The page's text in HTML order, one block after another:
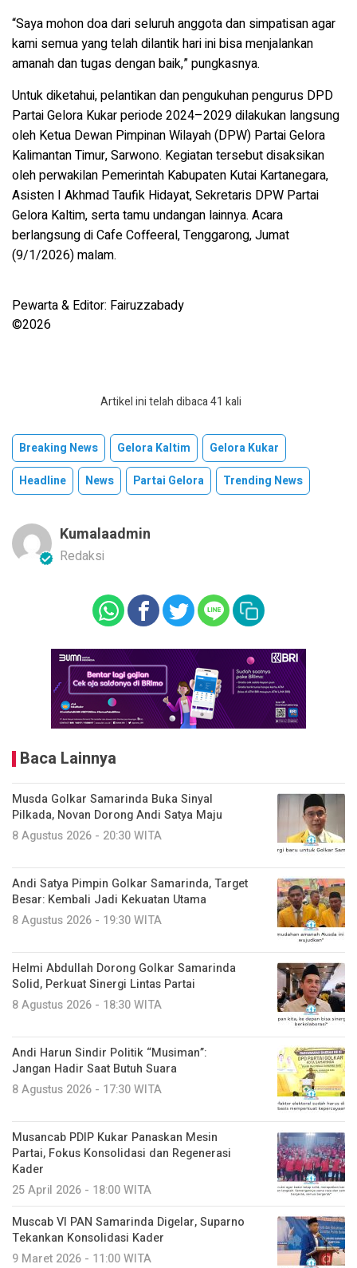
“Saya mohon doa dari seluruh anggota dan simpatisan agar
kami semua yang telah dilantik hari ini bisa menjalankan
amanah dan tugas dengan baik,” pungkasnya.
Untuk diketahui, pelantikan dan pengukuhan pengurus DPD
Partai Gelora Kukar periode 2024–2029 dilakukan langsung
oleh Ketua Dewan Pimpinan Wilayah (DPW) Partai Gelora
Kalimantan Timur, Sarwono. Kegiatan tersebut disaksikan
oleh perwakilan Pemerintah Kabupaten Kutai Kartanegara,
Asisten I Akhmad Taufik Hidayat, Sekretaris DPW Partai
Gelora Kaltim, serta tamu undangan lainnya. Acara
berlangsung di Cafe Coffeeral, Tenggarong, Jumat
(9/1/2026) malam.
Pewarta & Editor: Fairuzzabady
©️2026
Artikel ini telah dibaca 41 kali
Breaking News Gelora Kaltim
Gelora Kukar
Headline
News Partai Gelora Trending News
Kumalaadmin
Redaksi
Baca Lainnya
Musda Golkar Samarinda Buka Sinyal
Pilkada, Novan Dorong Andi Satya Maju
8 Agustus 2026 - 20:30 WITA
Andi Satya Pimpin Golkar Samarinda, Target
Besar: Kembali Jadi Kekuatan Utama
8 Agustus 2026 - 19:30 WITA
Helmi Abdullah Dorong Golkar Samarinda
Solid, Perkuat Sinergi Lintas Partai
8 Agustus 2026 - 18:30 WITA
Andi Harun Sindir Politik “Musiman”:
Jangan Hadir Saat Butuh Suara
8 Agustus 2026 - 17:30 WITA
Musancab PDIP Kukar Panaskan Mesin
Partai, Fokus Konsolidasi dan Regenerasi
Kader
25 April 2026 - 18:00 WITA
Muscab VI PAN Samarinda Digelar, Suparno
Tekankan Konsolidasi Kader
9 Maret 2026 - 11:00 WITA